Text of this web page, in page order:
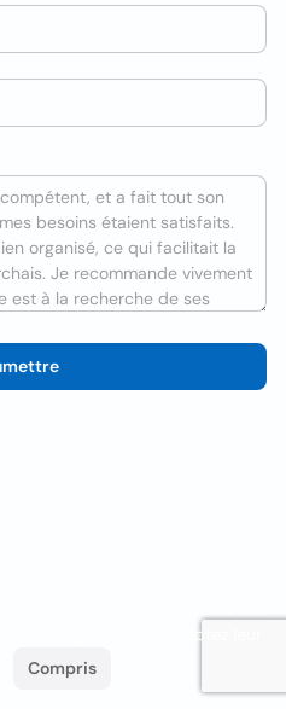
à naviguer, vous acceptez leur
Compris